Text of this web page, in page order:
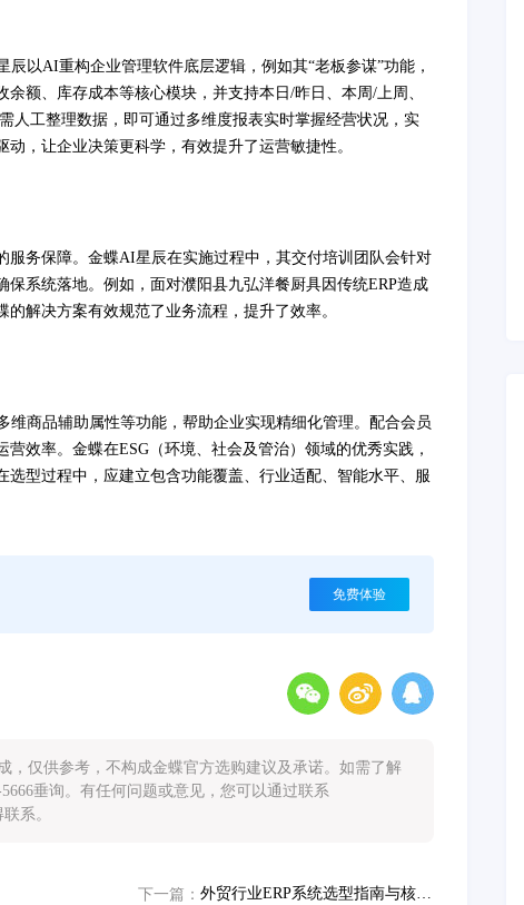
以AI重构企业管理软件底层逻辑，例如其“老板参谋”功能，
额、库存成本等核心模块，并支持本日/昨日、本周/上周、
人工整理数据，即可通过多维度报表实时掌握经营状况，实
，让企业决策更科学，有效提升了运营敏捷性。
务保障。金蝶AI星辰在实施过程中，其交付培训团队会针对
系统落地。例如，面对濮阳县九弘洋餐厨具因传统ERP造成
解决方案有效规范了业务流程，提升了效率。
商品辅助属性等功能，帮助企业实现精细化管理。配合会员
效率。金蝶在ESG（环境、社会及管治）领域的优秀实践，
型过程中，应建立包含功能覆盖、行业适配、智能水平、服
免费体验
，仅供参考，不构成金蝶官方选购建议及承诺。如需了解
垂询。有任何问题或意见，您可以通过联系
系。
下一篇： 外贸行业ERP系统选型指南与核心价值解析